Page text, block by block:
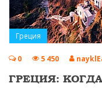
Греция
0 5 450
ГРЕЦИЯ: